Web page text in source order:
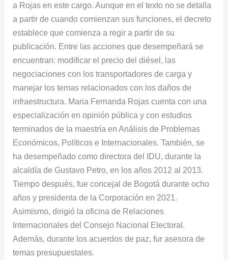
a Rojas en este cargo. Aunque en el texto no se detalla
a partir de cuando comienzan sus funciones, el decreto
establece que comienza a regir a partir de su
publicación. Entre las acciones que desempeñará se
encuentran: modificar el precio del diésel, las
negociaciones con los transportadores de carga y
manejar los temas relacionados con los daños de
infraestructura. Maria Fernanda Rojas cuenta con una
especialización en opinión pública y con estudios
terminados de la maestría en Análisis de Problemas
Económicos, Políticos e Internacionales. También, se
ha desempeñado como directora del IDU, durante la
alcaldía de Gustavo Petro, en los años 2012 al 2013.
Tiempo después, fue concejal de Bogotá durante ocho
años y presidenta de la Corporación en 2021.
Asimismo, dirigió la oficina de Relaciones
Internacionales del Consejo Nacional Electoral.
Además, durante los acuerdos de paz, fur asesora de
temas presupuestales.